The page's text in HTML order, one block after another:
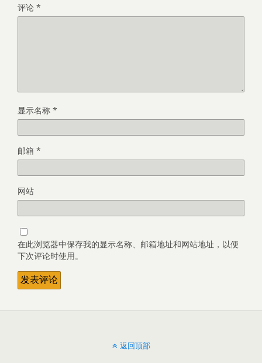
评论 *
显示名称 *
邮箱 *
网站
在此浏览器中保存我的显示名称、邮箱地址和网站地址，以便
下次评论时使用。
返回顶部